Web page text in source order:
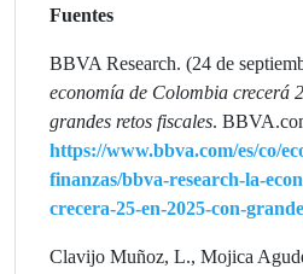
Fuentes
BBVA Research. (24 de
economía de Colombia crecerá
grandes retos fiscales.
https://www.bbva.com/es/co/
finanzas/bbva-research-la-
crecera-25-en-2025-con-
Clavijo Muñoz, L., Mojica